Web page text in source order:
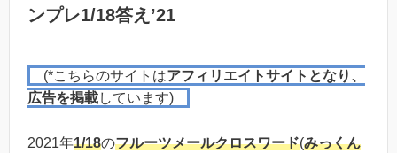
ンプレ1/18答え’21
(*こちらのサイトはアフィリエイトサイトとなり、
広告を掲載しています)
2021年1/18のフルーツメールクロスワード(みっくん